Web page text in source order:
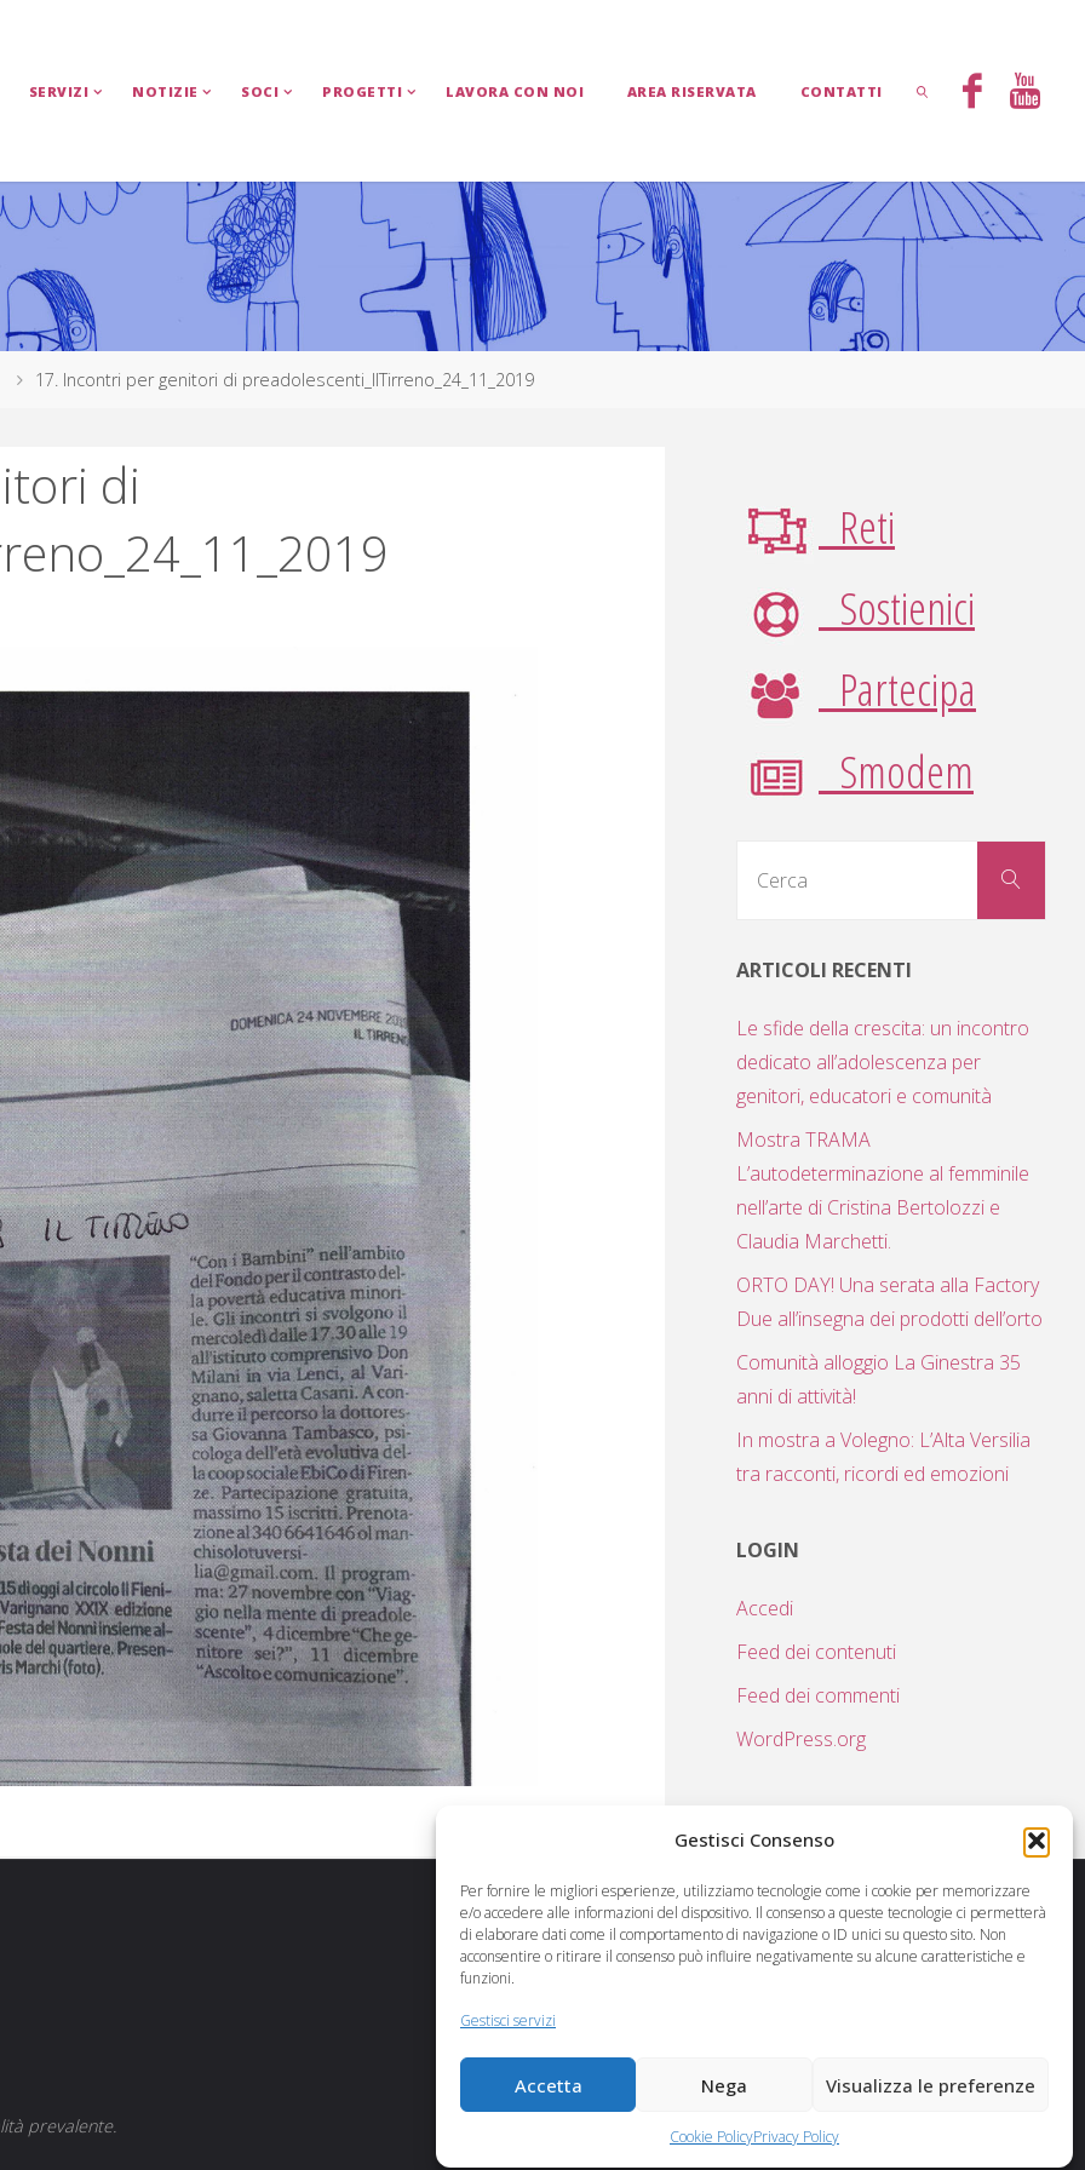
Gestisci Consenso
Per fornire le migliori esperienze, utilizziamo tecnologie come i cookie per memorizzare
e/o accedere alle informazioni del dispositivo. Il consenso a queste tecnologie ci permetterà
di elaborare dati come il comportamento di navigazione o ID unici su questo sito. Non
acconsentire o ritirare il consenso può influire negativamente su alcune caratteristiche e
funzioni.
Gestisci servizi
Accetta Nega Visualizza le preferenze
Cookie PolicyPrivacy Policy
SERVIZI NOTIZIE SOCI PROGETTI LAVORA CON NOI AREA RISERVATA CONTATTI
17. Incontri per genitori di preadolescenti_IlTirreno_24_11_2019
di
Reti
Sostienici
Partecipa
Smodem
Cerca
ARTICOLI RECENTI
Le sfide della crescita: un incontro
dedicato all’adolescenza per
genitori, educatori e comunità
Mostra TRAMA
L’autodeterminazione al femminile
nell’arte di Cristina Bertolozzi e
Claudia Marchetti.
ORTO DAY! Una serata alla Factory
Due all’insegna dei prodotti dell’orto
Comunità alloggio La Ginestra 35
anni di attività!
In mostra a Volegno: L’Alta Versilia
tra racconti, ricordi ed emozioni
LOGIN
Accedi
Feed dei contenuti
Feed dei commenti
WordPress.org
prevalente.
Powered by Eclectic Design